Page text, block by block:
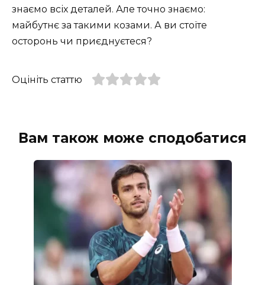
знаємо всіх деталей. Але точно знаємо:
майбутнє за такими козами. А ви стоїте
осторонь чи приєднуєтеся?
Оцініть статтю
Вам також може сподобатися